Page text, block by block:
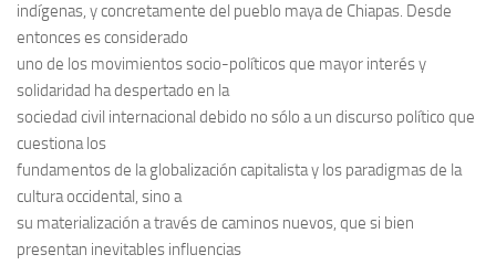
indígenas, y concretamente del pueblo maya de Chiapas. Desde
entonces es considerado
uno de los movimientos socio-políticos que mayor interés y
solidaridad ha despertado en la
sociedad civil internacional debido no sólo a un discurso político que
cuestiona los
fundamentos de la globalización capitalista y los paradigmas de la
cultura occidental, sino a
su materialización a través de caminos nuevos, que si bien
presentan inevitables influencias